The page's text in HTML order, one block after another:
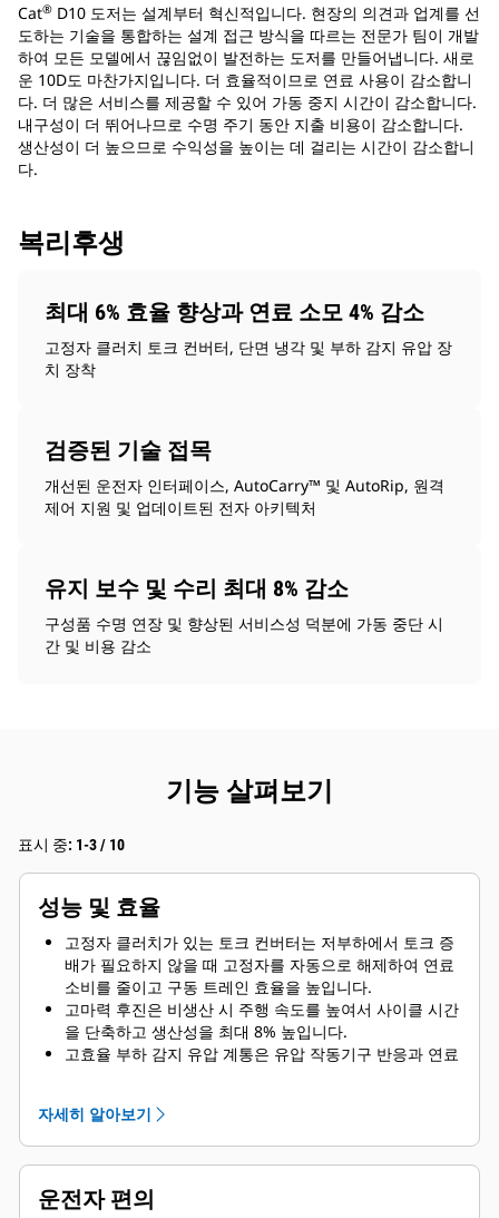
Cat® D10 도저는 설계부터 혁신적입니다. 현장의 의견과 업계를 선
도하는 기술을 통합하는 설계 접근 방식을 따르는 전문가 팀이 개발
하여 모든 모델에서 끊임없이 발전하는 도저를 만들어냅니다. 새로
운 10D도 마찬가지입니다. 더 효율적이므로 연료 사용이 감소합니
다. 더 많은 서비스를 제공할 수 있어 가동 중지 시간이 감소합니다.
내구성이 더 뛰어나므로 수명 주기 동안 지출 비용이 감소합니다.
생산성이 더 높으므로 수익성을 높이는 데 걸리는 시간이 감소합니
다.
복리후생
최대 6% 효율 향상과 연료 소모 4% 감소
고정자 클러치 토크 컨버터, 단면 냉각 및 부하 감지 유압 장
치 장착
검증된 기술 접목
개선된 운전자 인터페이스, AutoCarry™ 및 AutoRip, 원격
제어 지원 및 업데이트된 전자 아키텍처
유지 보수 및 수리 최대 8% 감소
구성품 수명 연장 및 향상된 서비스성 덕분에 가동 중단 시
간 및 비용 감소
기능 살펴보기
표시 중: 1-3 / 10
성능 및 효율
고정자 클러치가 있는 토크 컨버터는 저부하에서 토크 증
배가 필요하지 않을 때 고정자를 자동으로 해제하여 연료
소비를 줄이고 구동 트레인 효율을 높입니다.
고마력 후진은 비생산 시 주행 속도를 높여서 사이클 시간
을 단축하고 생산성을 최대 8% 높입니다.
고효율 부하 감지 유압 계통은 유압 작동기구 반응과 연료
성능을 모니터링하는 게이트웨이이자 현재 작업에 성능을
맞추기 위해 장비 매개변수를 편리하게 수정할 수 있는 방
법입니다.
자세히 알아보기
운전자 편의